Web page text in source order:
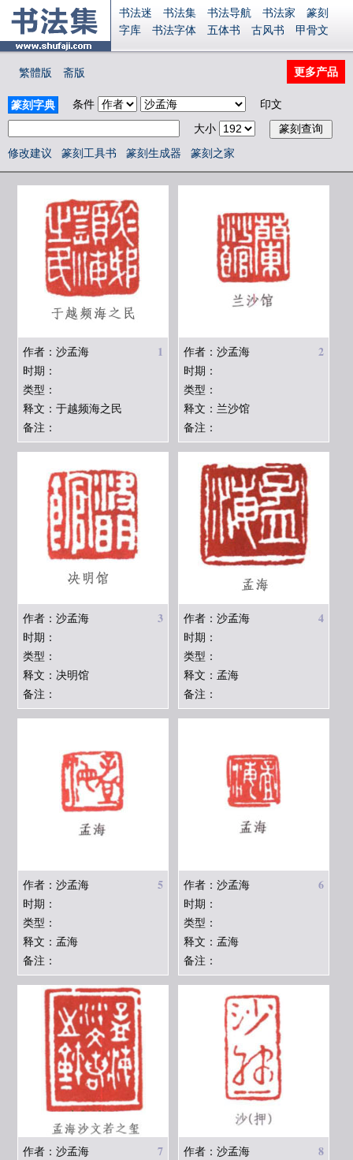
书法迷 书法集 书法导航 书法家
篆刻
字库
书法字体 五体书 古风书
甲骨文
書法视频
字源
国学
古籍
中医 象棋 游戏 电子书
字体下载
免费字体 中文字体
英文字体
Ai矢量
P图宝 南无阿弥陀佛
安全网站
显广告 捐赠 繁體版 登录
繁體版 斋版 更多产品
篆刻字典 条件
印文
大小
修改建议
篆刻工具书 篆刻生成器 篆刻之家
1
作者：沙孟海
时期：
类型：
释文：于越频海之民
备注：
2
作者：沙孟海
时期：
类型：
释文：兰沙馆
备注：
3
作者：沙孟海
时期：
类型：
释文：决明馆
备注：
4
作者：沙孟海
时期：
类型：
释文：孟海
备注：
5
作者：沙孟海
时期：
类型：
释文：孟海
备注：
6
作者：沙孟海
时期：
类型：
释文：孟海
备注：
7
作者：沙孟海
8
作者：沙孟海